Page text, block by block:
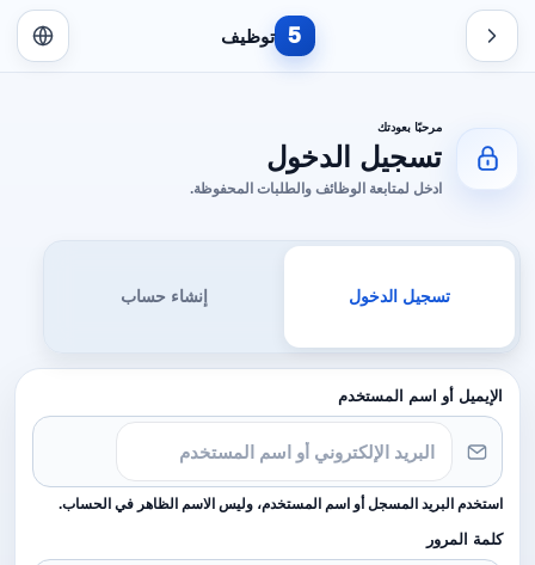
5 توظيف
مرحبًا بعودتك
تسجيل الدخول
ادخل لمتابعة الوظائف والطلبات المحفوظة.
تسجيل الدخول إنشاء حساب
الإيميل أو اسم المستخدم
استخدم البريد المسجل أو اسم المستخدم، وليس الاسم الظاهر في الحساب.
كلمة المرور